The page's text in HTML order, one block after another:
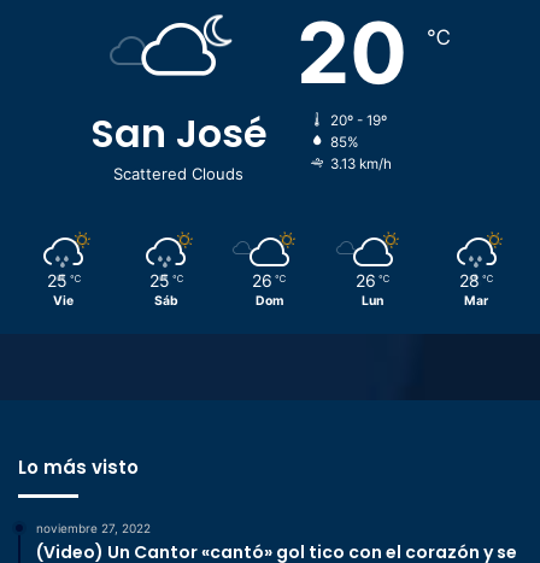
San José
Scattered Clouds
20 ℃
20º - 19º
85%
3.13 km/h
25 ℃
Vie
25 ℃
Sáb
26 ℃
Dom
26 ℃
Lun
28 ℃
Mar
Lo más visto
noviembre 27, 2022
(Video) Un Cantor «cantó» gol tico con el corazón y se